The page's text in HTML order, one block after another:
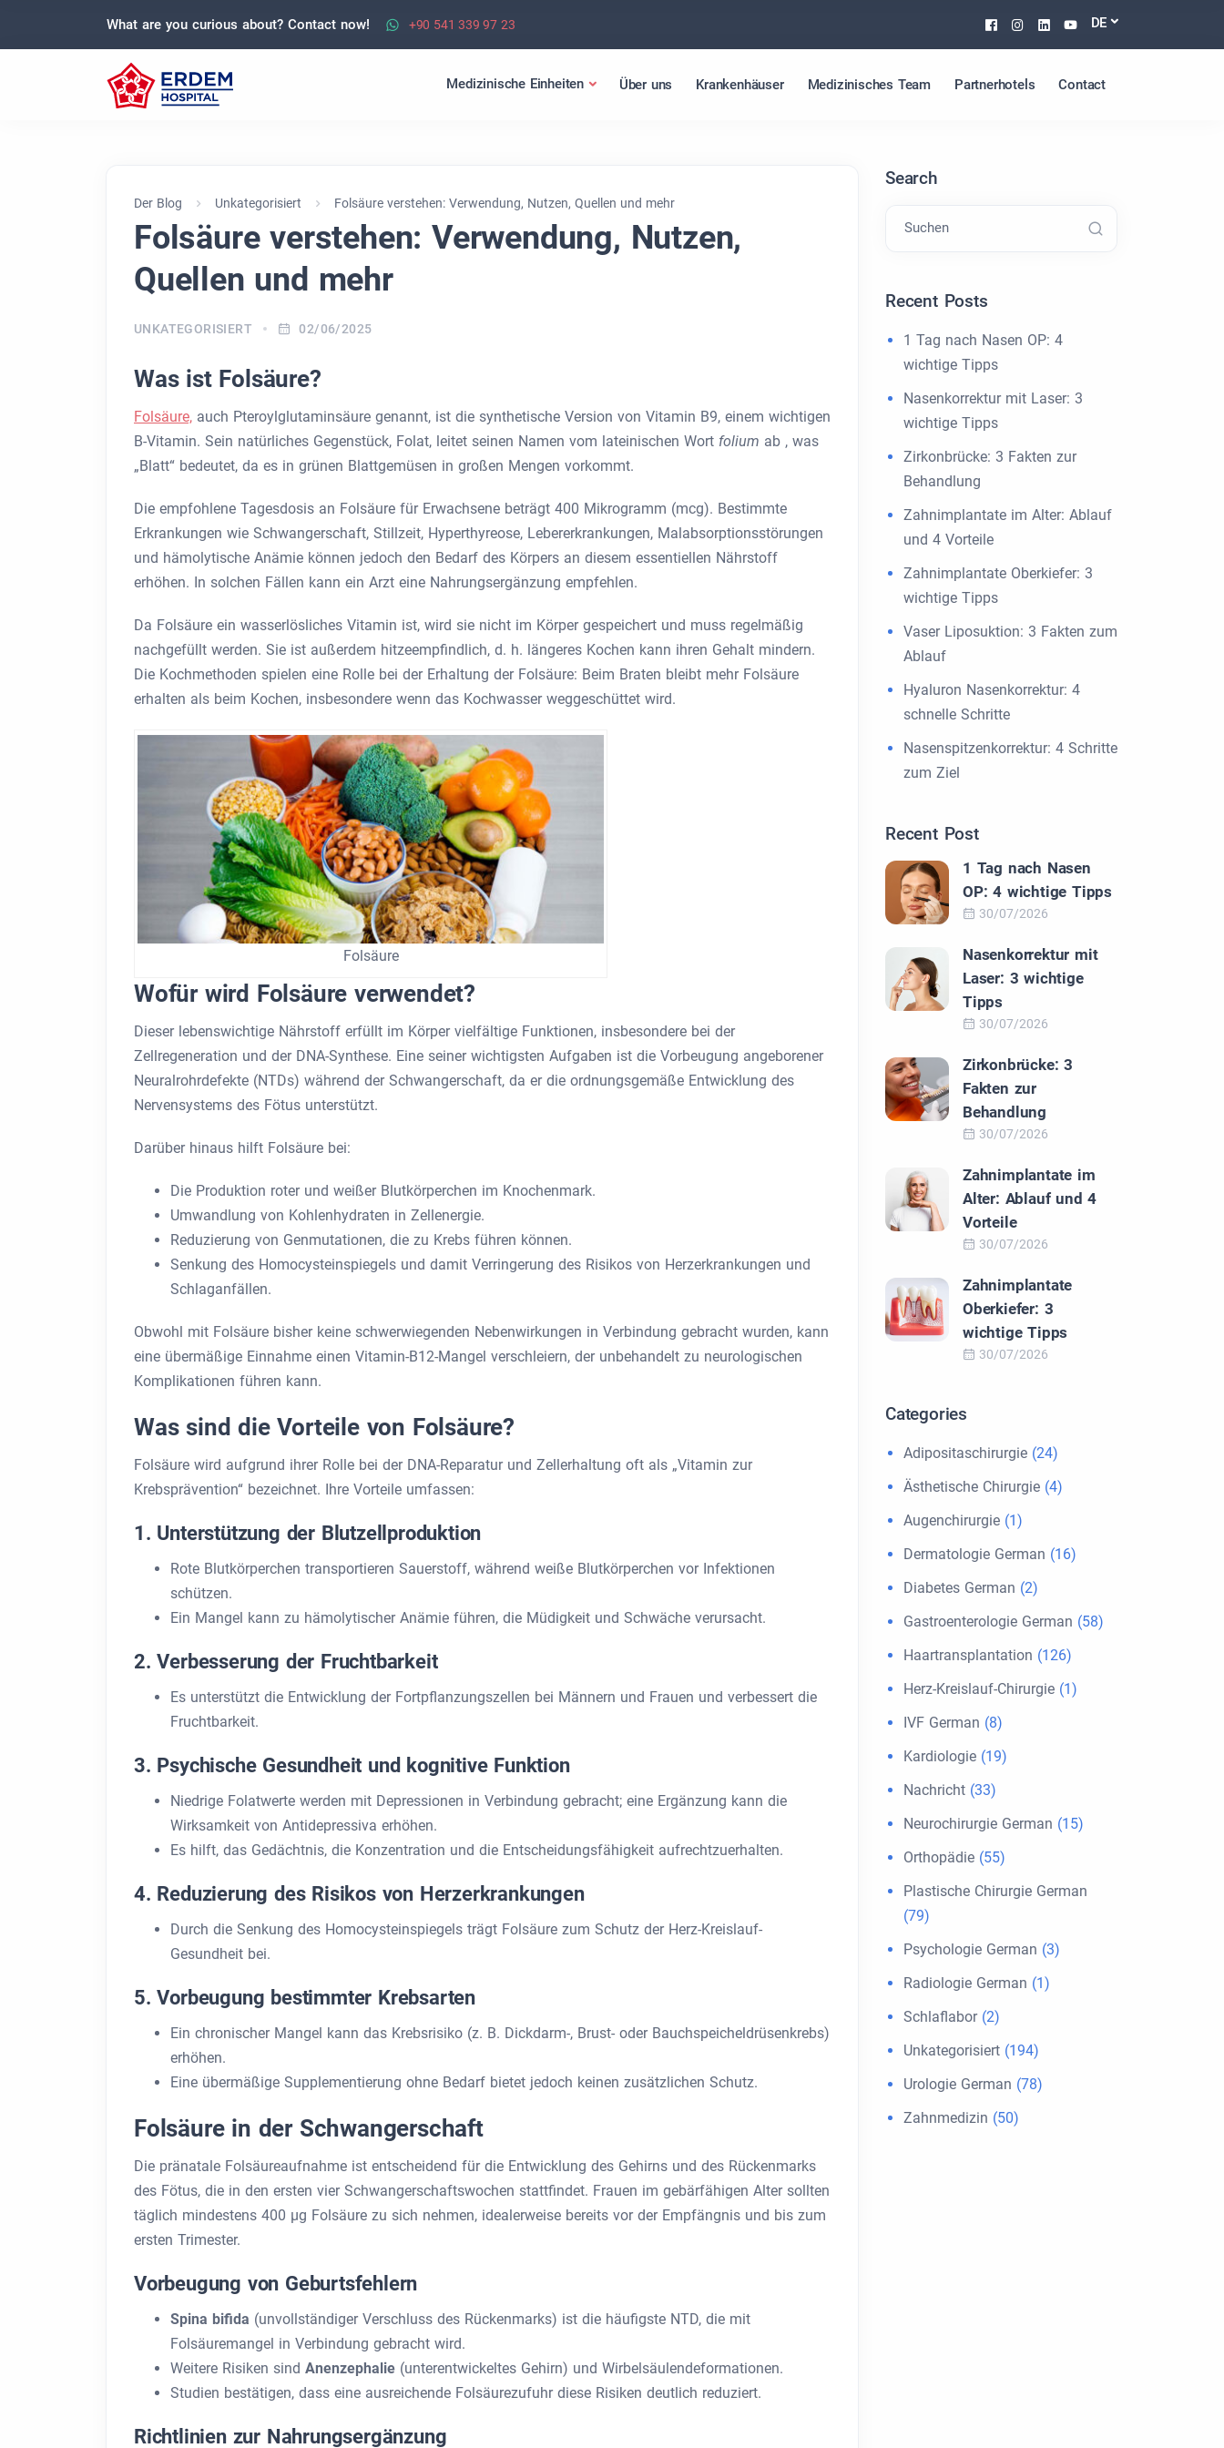
What are you curious about? Contact now! +90 541 339 97 23 Facebook
Instagram
Linkedin
Youtube
DE
Medizinische Einheiten Über uns Krankenhäuser Medizinisches Team Partnerhotels Contact
Der Blog Unkategorisiert Folsäure verstehen: Verwendung, Nutzen, Quellen und mehr
Folsäure verstehen: Verwendung, Nutzen,
Quellen und mehr
UNKATEGORISIERT 02/06/2025
Was ist Folsäure?
Folsäure, auch Pteroylglutaminsäure genannt, ist die synthetische Version von Vitamin B9, einem wichtigen
B-Vitamin. Sein natürliches Gegenstück, Folat, leitet seinen Namen vom lateinischen Wort folium ab , was
„Blatt“ bedeutet, da es in grünen Blattgemüsen in großen Mengen vorkommt.
Die empfohlene Tagesdosis an Folsäure für Erwachsene beträgt 400 Mikrogramm (mcg). Bestimmte
Erkrankungen wie Schwangerschaft, Stillzeit, Hyperthyreose, Lebererkrankungen, Malabsorptionsstörungen
und hämolytische Anämie können jedoch den Bedarf des Körpers an diesem essentiellen Nährstoff
erhöhen. In solchen Fällen kann ein Arzt eine Nahrungsergänzung empfehlen.
Da Folsäure ein wasserlösliches Vitamin ist, wird sie nicht im Körper gespeichert und muss regelmäßig
nachgefüllt werden. Sie ist außerdem hitzeempfindlich, d. h. längeres Kochen kann ihren Gehalt mindern.
Die Kochmethoden spielen eine Rolle bei der Erhaltung der Folsäure: Beim Braten bleibt mehr Folsäure
erhalten als beim Kochen, insbesondere wenn das Kochwasser weggeschüttet wird.
Folsäure
Wofür wird Folsäure verwendet?
Dieser lebenswichtige Nährstoff erfüllt im Körper vielfältige Funktionen, insbesondere bei der
Zellregeneration und der DNA-Synthese. Eine seiner wichtigsten Aufgaben ist die Vorbeugung angeborener
Neuralrohrdefekte (NTDs) während der Schwangerschaft, da er die ordnungsgemäße Entwicklung des
Nervensystems des Fötus unterstützt.
Darüber hinaus hilft Folsäure bei:
Die Produktion roter und weißer Blutkörperchen im Knochenmark.
Umwandlung von Kohlenhydraten in Zellenergie.
Reduzierung von Genmutationen, die zu Krebs führen können.
Senkung des Homocysteinspiegels und damit Verringerung des Risikos von Herzerkrankungen und
Schlaganfällen.
Obwohl mit Folsäure bisher keine schwerwiegenden Nebenwirkungen in Verbindung gebracht wurden, kann
eine übermäßige Einnahme einen Vitamin-B12-Mangel verschleiern, der unbehandelt zu neurologischen
Komplikationen führen kann.
Was sind die Vorteile von Folsäure?
Folsäure wird aufgrund ihrer Rolle bei der DNA-Reparatur und Zellerhaltung oft als „Vitamin zur
Krebsprävention“ bezeichnet. Ihre Vorteile umfassen:
1. Unterstützung der Blutzellproduktion
Rote Blutkörperchen transportieren Sauerstoff, während weiße Blutkörperchen vor Infektionen
schützen.
Ein Mangel kann zu hämolytischer Anämie führen, die Müdigkeit und Schwäche verursacht.
2. Verbesserung der Fruchtbarkeit
Es unterstützt die Entwicklung der Fortpflanzungszellen bei Männern und Frauen und verbessert die
Fruchtbarkeit.
3. Psychische Gesundheit und kognitive Funktion
Niedrige Folatwerte werden mit Depressionen in Verbindung gebracht; eine Ergänzung kann die
Wirksamkeit von Antidepressiva erhöhen.
Es hilft, das Gedächtnis, die Konzentration und die Entscheidungsfähigkeit aufrechtzuerhalten.
4. Reduzierung des Risikos von Herzerkrankungen
Durch die Senkung des Homocysteinspiegels trägt Folsäure zum Schutz der Herz-Kreislauf-
Gesundheit bei.
5. Vorbeugung bestimmter Krebsarten
Ein chronischer Mangel kann das Krebsrisiko (z. B. Dickdarm-, Brust- oder Bauchspeicheldrüsenkrebs)
erhöhen.
Eine übermäßige Supplementierung ohne Bedarf bietet jedoch keinen zusätzlichen Schutz.
Folsäure in der Schwangerschaft
Die pränatale Folsäureaufnahme ist entscheidend für die Entwicklung des Gehirns und des Rückenmarks
des Fötus, die in den ersten vier Schwangerschaftswochen stattfindet. Frauen im gebärfähigen Alter sollten
täglich mindestens 400 µg Folsäure zu sich nehmen, idealerweise bereits vor der Empfängnis und bis zum
ersten Trimester.
Vorbeugung von Geburtsfehlern
Spina bifida (unvollständiger Verschluss des Rückenmarks) ist die häufigste NTD, die mit
Folsäuremangel in Verbindung gebracht wird.
Weitere Risiken sind Anenzephalie (unterentwickeltes Gehirn) und Wirbelsäulendeformationen.
Studien bestätigen, dass eine ausreichende Folsäurezufuhr diese Risiken deutlich reduziert.
Richtlinien zur Nahrungsergänzung
Search
Suchen
Recent Posts
1 Tag nach Nasen OP: 4
wichtige Tipps
Nasenkorrektur mit Laser: 3
wichtige Tipps
Zirkonbrücke: 3 Fakten zur
Behandlung
Zahnimplantate im Alter: Ablauf
und 4 Vorteile
Zahnimplantate Oberkiefer: 3
wichtige Tipps
Vaser Liposuktion: 3 Fakten zum
Ablauf
Hyaluron Nasenkorrektur: 4
schnelle Schritte
Nasenspitzenkorrektur: 4 Schritte
zum Ziel
Recent Post
1 Tag nach Nasen
OP: 4 wichtige Tipps
30/07/2026
Nasenkorrektur mit
Laser: 3 wichtige
Tipps
30/07/2026
Zirkonbrücke: 3
Fakten zur
Behandlung
30/07/2026
Zahnimplantate im
Alter: Ablauf und 4
Vorteile
30/07/2026
Zahnimplantate
Oberkiefer: 3
wichtige Tipps
30/07/2026
Categories
Adipositaschirurgie (24)
Ästhetische Chirurgie (4)
Augenchirurgie (1)
Dermatologie German (16)
Diabetes German (2)
Gastroenterologie German (58)
Haartransplantation (126)
Herz-Kreislauf-Chirurgie (1)
IVF German (8)
Kardiologie (19)
Nachricht (33)
Neurochirurgie German (15)
Orthopädie (55)
Plastische Chirurgie German
(79)
Psychologie German (3)
Radiologie German (1)
Schlaflabor(2)
Unkategorisiert (194)
Urologie German (78)
Zahnmedizin (50)